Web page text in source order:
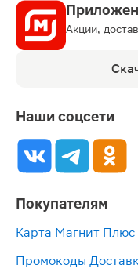
Акции,
Наши соцсети
Покупателям
Карта Магнит Плюс
Промокоды